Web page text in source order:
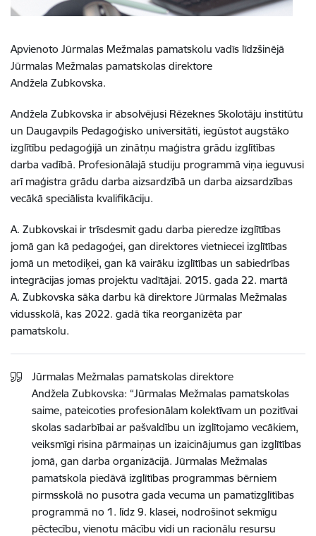
Apvienoto Jūrmalas Mežmalas pamatskolu vadīs līdzšinējā
Jūrmalas Mežmalas pamatskolas direktore
Andžela Zubkovska.
Andžela Zubkovska ir absolvējusi Rēzeknes Skolotāju institūtu
un Daugavpils Pedagoģisko universitāti, iegūstot augstāko
izglītību pedagoģijā un zinātņu maģistra grādu izglītības
darba vadībā. Profesionālajā studiju programmā viņa ieguvusi
arī maģistra grādu darba aizsardzībā un darba aizsardzības
vecākā speciālista kvalifikāciju.
A. Zubkovskai ir trīsdesmit gadu darba pieredze izglītības
jomā gan kā pedagoģei, gan direktores vietniecei izglītības
jomā un metodiķei, gan kā vairāku izglītības un sabiedrības
integrācijas jomas projektu vadītājai. 2015. gada 22. martā
A. Zubkovska sāka darbu kā direktore Jūrmalas Mežmalas
vidusskolā, kas 2022. gadā tika reorganizēta par
pamatskolu.
Jūrmalas Mežmalas pamatskolas direktore
Andžela Zubkovska: “Jūrmalas Mežmalas pamatskolas
saime, pateicoties profesionālam kolektīvam un pozitīvai
skolas sadarbībai ar pašvaldību un izglītojamo vecākiem,
veiksmīgi risina pārmaiņas un izaicinājumus gan izglītības
jomā, gan darba organizācijā. Jūrmalas Mežmalas
pamatskola piedāvā izglītības programmas bērniem
pirmsskolā no pusotra gada vecuma un pamatizglītības
programmā no 1. līdz 9. klasei, nodrošinot sekmīgu
pēctecību, vienotu mācību vidi un racionālu resursu